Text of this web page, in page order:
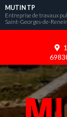
Aller
au
contenu
MUTIN TP
Entreprise de travaux publics à
Saint-Georges-de-